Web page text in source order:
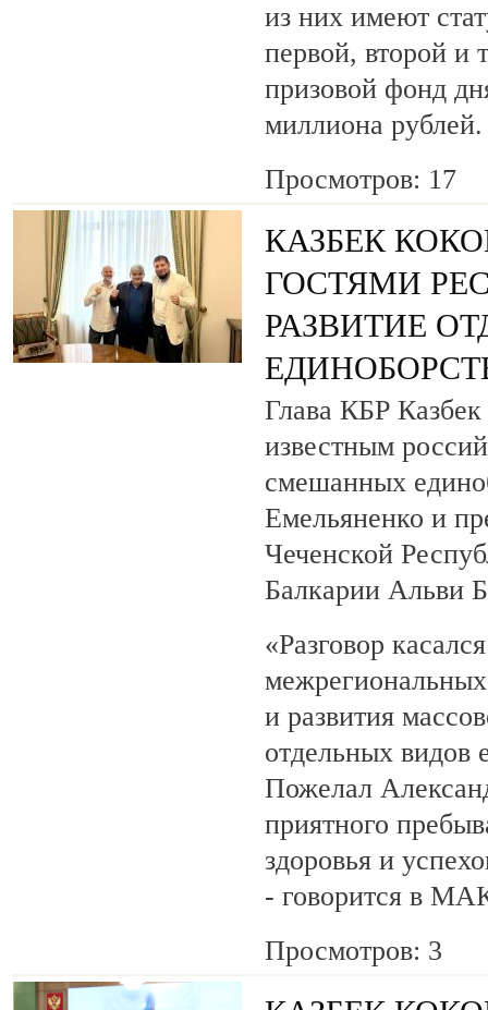
из них имеют
первой, второй и
призовой фонд
миллиона рублей.
Просмотров: 17
КАЗБЕК
ГОСТЯМИ
РАЗВИТИЕ
Глава КБР Казбек
известным
смешанных
Емельяненко и
Чеченской
Балкарии Альви
«Разговор
и развития
отдельных видов
Пожелал
приятного
здоровья и
- говорится в
Просмотров: 3